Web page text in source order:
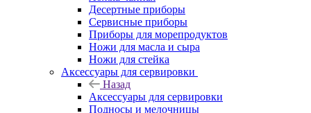
Десертные приборы
Сервисные приборы
Приборы для морепродуктов
Ножи для масла и сыра
Ножи для стейка
Аксессуары для сервировки
Назад
Аксессуары для сервировки
Подносы и мелочницы